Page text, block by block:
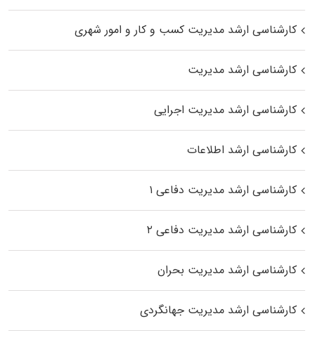
کارشناسی ارشد مدیریت کسب و کار و امور شهری
کارشناسی ارشد مدیریت
کارشناسی ارشد مدیریت اجرایی
کارشناسی ارشد اطلاعات
کارشناسی ارشد مدیریت دفاعی ۱
کارشناسی ارشد مدیریت دفاعی ۲
کارشناسی ارشد مدیریت بحران
کارشناسی ارشد مدیریت جهانگردی